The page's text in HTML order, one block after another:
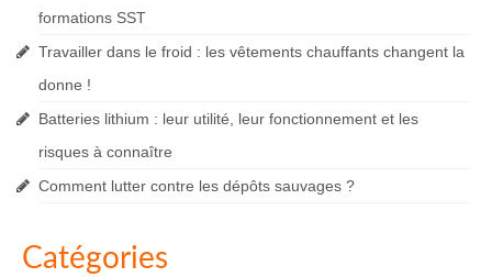
formations SST
Travailler dans le froid : les vêtements chauffants changent la
donne !
Batteries lithium : leur utilité, leur fonctionnement et les
risques à connaître
Comment lutter contre les dépôts sauvages ?
Catégories